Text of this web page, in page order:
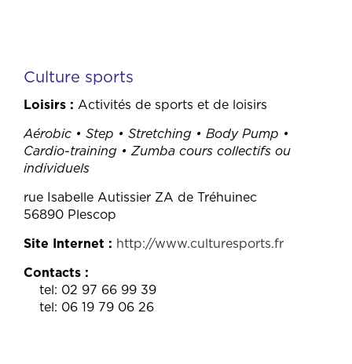
Culture sports
Loisirs
Activités de sports et de loisirs
Aérobic • Step • Stretching • Body Pump •
Cardio-training • Zumba cours collectifs ou
individuels
rue Isabelle Autissier ZA de Tréhuinec
56890 Plescop
Site Internet
http://www.culturesports.fr
Contacts
tel: 02 97 66 99 39
tel: 06 19 79 06 26